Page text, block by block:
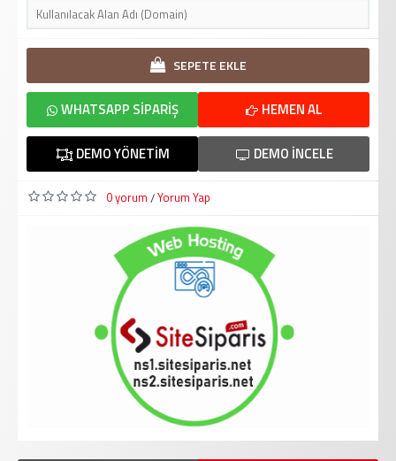
SEPETE EKLE
HEMEN AL
WHATSAPP SIPARIŞ
DEMO İNCELE
DEMO YÖNETIM
0 yorum /Yorum Yap